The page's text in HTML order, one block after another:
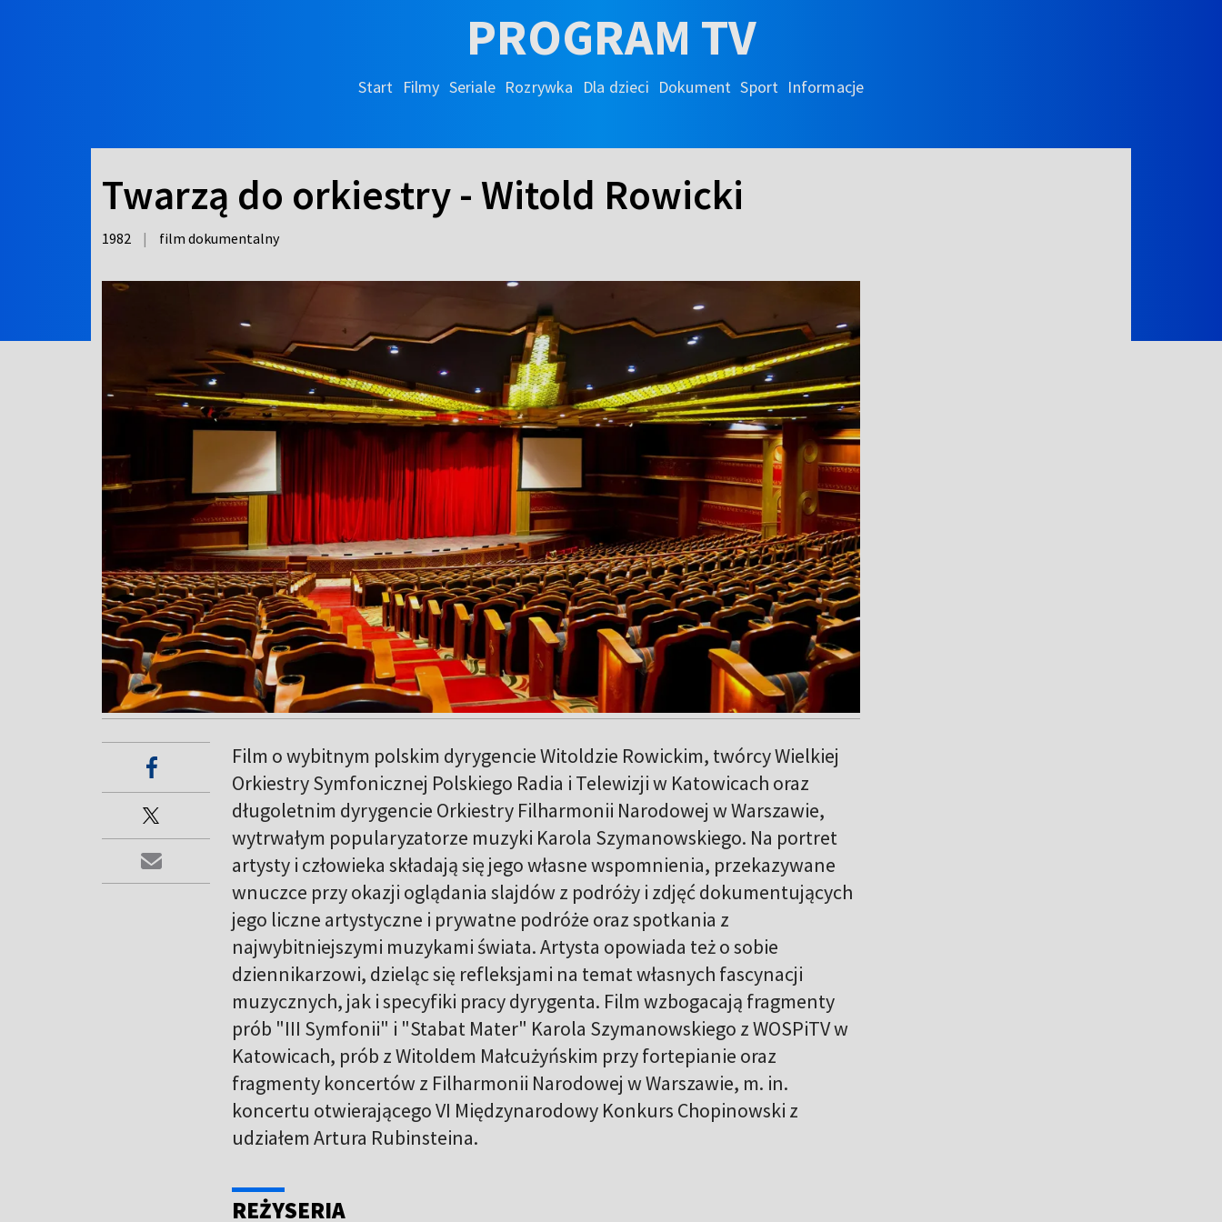
PROGRAM TV
Start Filmy Seriale Rozrywka Dla dzieci Dokument Sport Informacje
Twarzą do orkiestry - Witold Rowicki
1982 | film dokumentalny
Film o wybitnym polskim dyrygencie Witoldzie Rowickim, twórcy Wielkiej
Orkiestry Symfonicznej Polskiego Radia i Telewizji w Katowicach oraz
długoletnim dyrygencie Orkiestry Filharmonii Narodowej w Warszawie,
wytrwałym popularyzatorze muzyki Karola Szymanowskiego. Na portret
artysty i człowieka składają się jego własne wspomnienia, przekazywane
wnuczce przy okazji oglądania slajdów z podróży i zdjęć dokumentujących
jego liczne artystyczne i prywatne podróże oraz spotkania z
najwybitniejszymi muzykami świata. Artysta opowiada też o sobie
dziennikarzowi, dzieląc się refleksjami na temat własnych fascynacji
muzycznych, jak i specyfiki pracy dyrygenta. Film wzbogacają fragmenty
prób "III Symfonii" i "Stabat Mater" Karola Szymanowskiego z WOSPiTV w
Katowicach, prób z Witoldem Małcużyńskim przy fortepianie oraz
fragmenty koncertów z Filharmonii Narodowej w Warszawie, m. in.
koncertu otwierającego VI Międzynarodowy Konkurs Chopinowski z
udziałem Artura Rubinsteina.
REŻYSERIA